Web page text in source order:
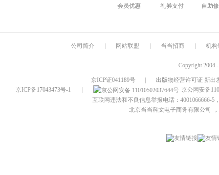
会员优惠
礼券支付
自助
公司简介 网站联盟 当当招商 机构
Copyright 2004
京ICP证041189号
出版物经营许可证 新出
京ICP备17043473号-1
京公网安备
互联网违法和不良信息举报电话：4001066666-5
北京当当科文电子商务有限公司